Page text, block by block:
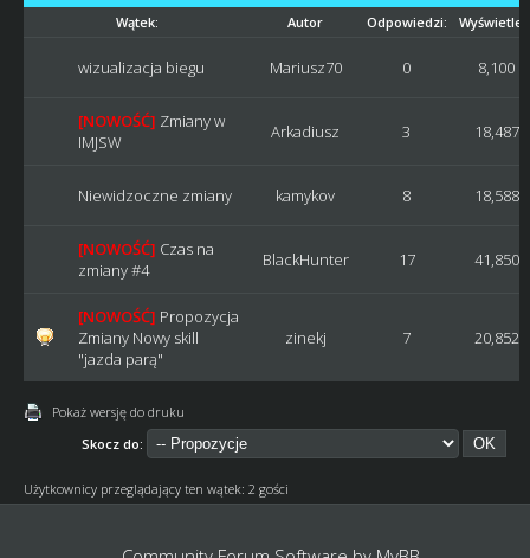
Wątek: Autor Odpowiedzi:
wizualizacja biegu Mariusz70 0 8,100
[NOWOŚĆ] Zmiany w
IMJSW
Arkadiusz 3 18,487
Niewidzoczne zmiany kamykov 8 18,588
[NOWOŚĆ] Czas na
zmiany #4
BlackHunter 17 41,850
[NOWOŚĆ] Propozycja
Zmiany Nowy skill
"jazda parą"
zinekj 7 20,852
Pokaż wersję do druku
Skocz do:
Użytkownicy przeglądający ten wątek: 2 gości